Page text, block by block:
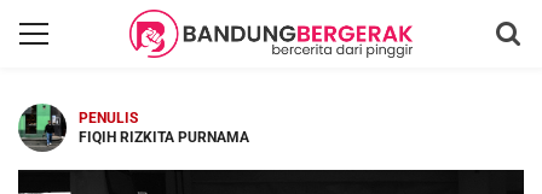
PENULIS
FIQIH RIZKITA PURNAMA